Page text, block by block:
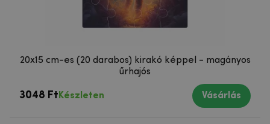
20x15 cm-es (20 darabos) kirakó képpel - magányos
űrhajós
3048 Ft Készleten Vásárlás